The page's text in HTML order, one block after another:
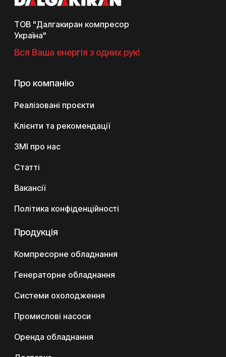
ТОВ "Далгакиран компресор
Україна"
Вся Ваша енергія з одних рук!
Про компанію
Реалізовані проєкти
Клієнти та рекомендації
ЗМІ про нас
Статті
Вакансії
Політика конфіденційності
Продукція
Компресорне обладнання
Генераторне обладнання
Системи охолодження
Промислові насоси
Оренда обладнання